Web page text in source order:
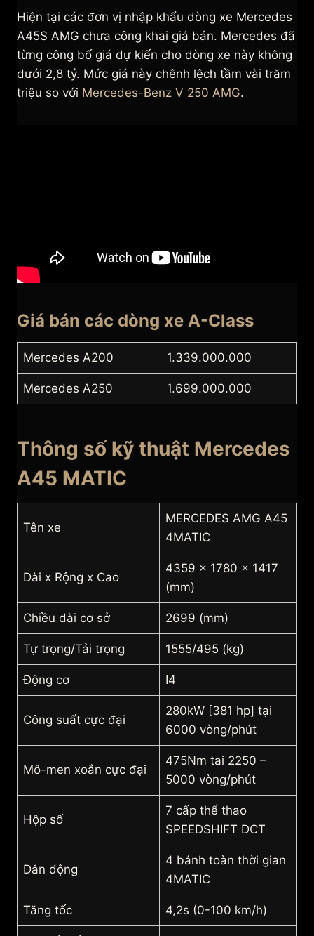
Hiện tại các đơn vị nhập khẩu dòng xe Mercedes
A45S AMG chưa công khai giá bán. Mercedes đã
từng công bố giá dự kiến cho dòng xe này không
dưới 2,8 tỷ. Mức giá này chênh lệch tầm vài trăm
triệu so với Mercedes-Benz V 250 AMG.
Giá bán các dòng xe A-Class
Mercedes A200 1.339.000.000
Mercedes A250 1.699.000.000
Thông số kỹ thuật Mercedes
A45 MATIC
Tên xe
MERCEDES AMG A45
4MATIC
Dài x Rộng x Cao
4359 x 1780 x 1417
(mm)
Chiều dài cơ sở 2699 (mm)
Tự trọng/Tải trọng 1555/495 (kg)
Động cơ I4
Công suất cực đại
280kW [381 hp] tại
6000 vòng/phút
Mô-men xoắn cực đại
475Nm tai 2250 –
5000 vòng/phút
Hộp số
7 cấp thể thao
SPEEDSHIFT DCT
Dẫn động
4 bánh toàn thời gian
4MATIC
Tăng tốc 4,2s (0-100 km/h)